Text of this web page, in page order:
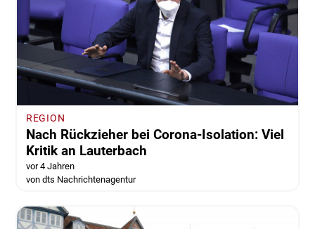
REGION
Nach Rückzieher bei Corona-Isolation: Viel
Kritik an Lauterbach
vor 4 Jahren
von dts Nachrichtenagentur